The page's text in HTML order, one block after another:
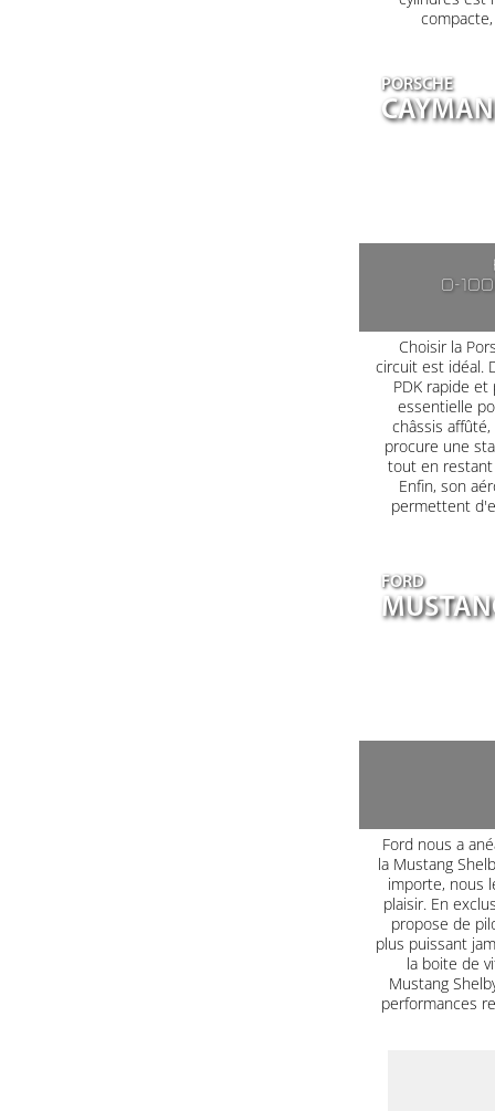
PORSCHE
0-
Choisir la
circuit est idéal.
PDK rapide
essentielle
châssis
procure une
tout en restant
Enfin, son
permettent
FORD
Ford nous a
la Mustang
importe, nous
plaisir. En
propose de
plus puissant
la boite de
Mustang
performances